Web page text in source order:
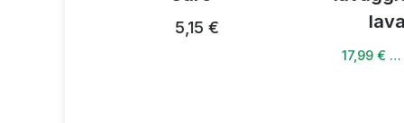
1 capsula al giorno
Assumere con una quantità sufficiente
5,15 €
17,99 € …